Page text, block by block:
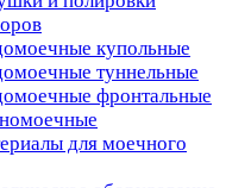
купольные
туннельные
фронтальные
для моечного